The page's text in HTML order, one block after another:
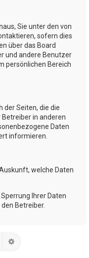
Sie unter den von
sofern dies
über das Board
und andere Benutzer
persönlichen Bereich
der Seiten, die die
in anderen
Daten
informieren.
welche Daten
Ihrer Daten
Betreiber.
Suche